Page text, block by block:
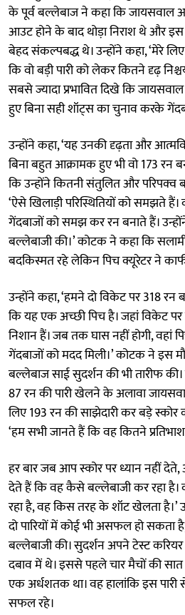
के पूर्व बल्लेबाज ने कहा कि जायसवाल
आउट होने के बाद थोड़ा निराश थे और
बेहद संकल्पबद्ध थे। उन्होंने कहा, ‘मेरे
कि वो बड़ी पारी को लेकर कितने दृढ़
सबसे ज्यादा प्रभावित दिखे कि
हुए बिना सही शॉट्स का चुनाव करके
उन्होंने कहा, ‘यह उनकी दृढ़ता और
बिना बहुत आक्रामक हुए भी वो 173 रन
कि उन्होंने कितनी संतुलित और परिपक्व
‘ऐसे खिलाड़ी परिस्थितियों को समझते
गेंदबाजों को समझ कर रन बनाते हैं।
बल्लेबाजी की।’ कोटक ने कहा कि
बदकिस्मत रहे लेकिन पिच क्यूरेटर ने
उन्होंने कहा, ‘हमने दो विकेट पर 318 रन
कि यह एक अच्छी पिच है। जहां विकेट पर
निशान हैं। जब तक घास नहीं होगी, वहां
गेंदबाजों को मदद मिली।’ कोटक ने इस
बल्लेबाज साई सुदर्शन की भी तारीफ
87 रन की पारी खेलने के अलावा
लिए 193 रन की साझेदारी कर बड़े
‘हम सभी जानते हैं कि वह कितने
हर बार जब आप स्कोर पर ध्यान नहीं
देते हैं कि वह कैसे बल्लेबाजी कर रहा है।
रहा है, वह किस तरह के शॉट खेलता है।’
दो पारियों में कोई भी असफल हो
बल्लेबाजी की। सुदर्शन अपने टेस्ट
दबाव में थे। इससे पहले चार मैचों की सात
एक अर्धशतक था। वह हालांकि इस
सफल रहे।